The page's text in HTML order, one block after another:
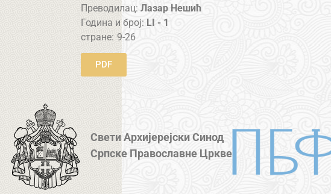
Преводилац: Лазар Нешић
Година и број: LI - 1
стране: 9-26
PDF
Свети Архијерејски Синод
Српске Православне Цркве